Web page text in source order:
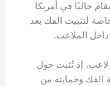
حاليًا في أمريكا
لتثبيت الفك بعد
الملاعب.
إذ تُثبت حول
الفك وحمايته من